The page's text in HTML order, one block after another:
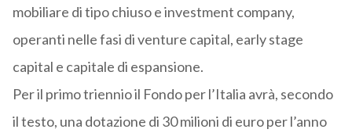
mobiliare di tipo chiuso e investment company,
operanti nelle fasi di venture capital, early stage
capital e capitale di espansione.
Per il primo triennio il Fondo per l’Italia avrà, secondo
il testo, una dotazione di 30 milioni di euro per l’anno